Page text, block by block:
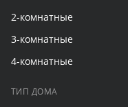
2-комнатные
3-комнатные
4-комнатные
ТИП ДОМА